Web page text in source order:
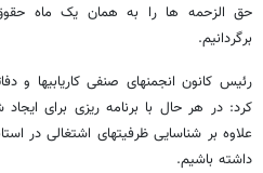
برگردانیم.
رئیس کانون انجمنهای صنفی کاریابیها و
کرد: در هر حال با برنامه ریزی برای
علاوه بر شناسایی ظرفیتهای اشتغالی در
داشته باشیم.